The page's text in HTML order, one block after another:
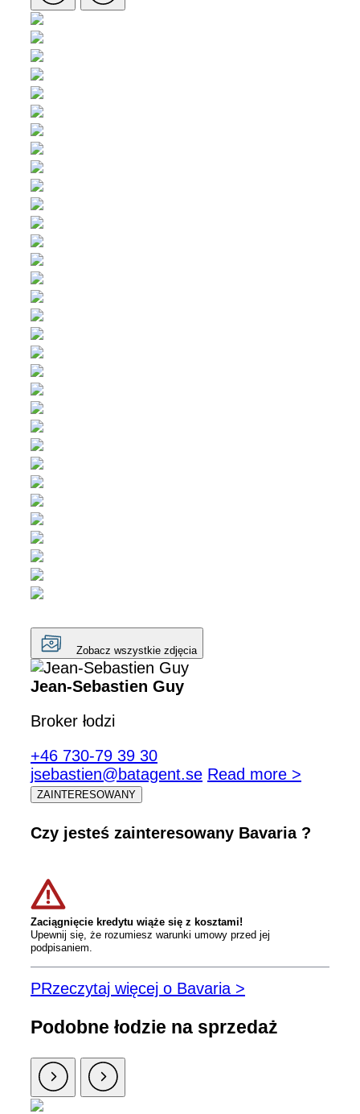
Zobacz wszystkie zdjęcia
Jean-Sebastien Guy
Broker łodzi
+46 730-79 39 30
jsebastien@batagent.se Read more >
ZAINTERESOWANY
Czy jesteś zainteresowany Bavaria ?
Zaciągnięcie kredytu wiąże się z kosztami!
Upewnij się, że rozumiesz warunki umowy przed jej
podpisaniem.
PRzeczytaj więcej o Bavaria >
Podobne łodzie na sprzedaż